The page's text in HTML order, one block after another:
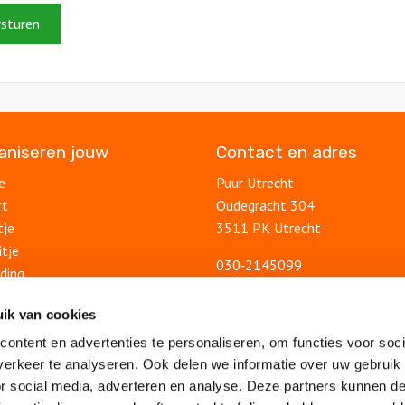
van cookies
en advertenties te personaliseren, om functies voor
te analyseren. Ook delen we informatie over uw gebruik
social media, adverteren en analyse. Deze partners kunnen
jouw Contact en adres
Puur Utrecht
Oudegracht 304
3511 PK Utrecht
030‑2145099
Blog
Ontdek Utrecht
Veelgestelde vragen